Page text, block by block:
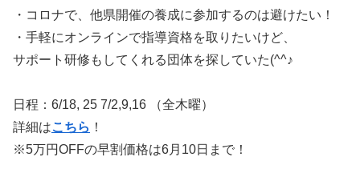
・コロナで、他県開催の養成に参加するのは避けたい！
・手軽にオンラインで指導資格を取りたいけど、
サポート研修もしてくれる団体を探していた(^^♪
日程：6/18, 25 7/2,9,16 （全木曜）
詳細はこちら ！
※5万円OFFの早割価格は6月10日まで！